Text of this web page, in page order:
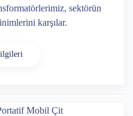
sektörün
karşılar.